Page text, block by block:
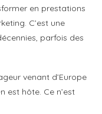
en prestations
C’est une
parfois des
venant d’Europe
est hôte. Ce n’est